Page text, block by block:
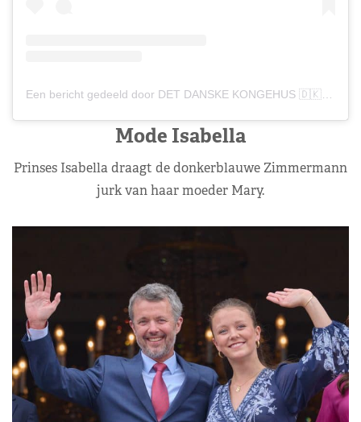
Mode Isabella
Prinses Isabella draagt de donkerblauwe Zimmermann
jurk van haar moeder Mary.